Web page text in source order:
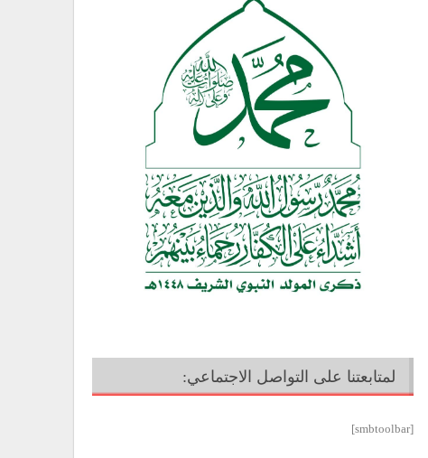
لمتابعتنا على التواصل الاجتماعي:
[smbtoolbar]